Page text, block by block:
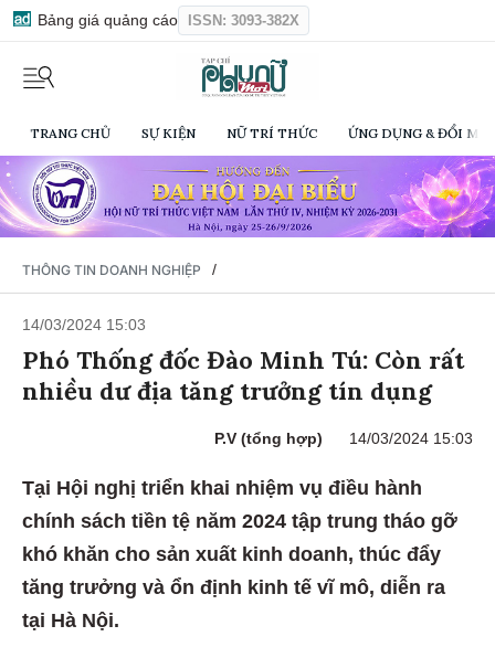
Bảng giá quảng cáo ISSN: 3093-382X
TRANG CHỦ SỰ KIỆN NỮ TRÍ THỨC ỨNG DỤNG & ĐỔI
THÔNG TIN DOANH NGHIỆP /
14/03/2024 15:03
Phó Thống đốc Đào Minh Tú: Còn rất
nhiều dư địa tăng trưởng tín dụng
P.V (tổng hợp) 14/03/2024 15:03
Tại Hội nghị triển khai nhiệm vụ điều hành
chính sách tiền tệ năm 2024 tập trung tháo gỡ
khó khăn cho sản xuất kinh doanh, thúc đẩy
tăng trưởng và ổn định kinh tế vĩ mô, diễn ra
tại Hà Nội.